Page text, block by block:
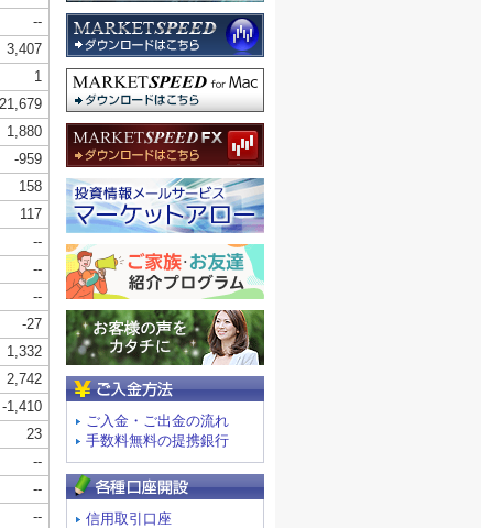
ご入金・ご出金の流れ
手数料無料の提携銀行
信用取引口座